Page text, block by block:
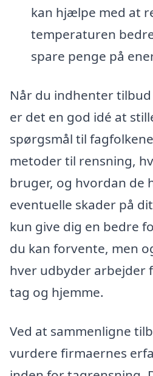
kan hjælpe med at
temperaturen
spare penge på
Når du indhenter
er det en god idé at
spørgsmål til
metoder til rensning,
bruger, og hvordan de
eventuelle skader på
kun give dig en bedre
du kan forvente, men
hver udbyder arbejder
tag og hjemme.
Ved at sammenligne
vurdere firmaernes